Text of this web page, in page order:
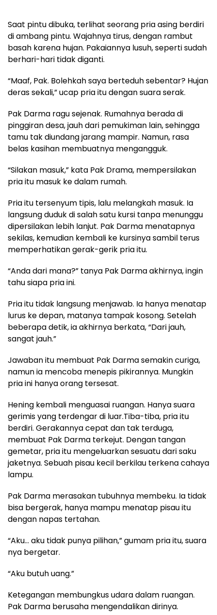
Saat pintu dibuka, terlihat seorang pria asing berdiri
di ambang pintu. Wajahnya tirus, dengan rambut
basah karena hujan. Pakaiannya lusuh, seperti sudah
berhari-hari tidak diganti.
“Maaf, Pak. Bolehkah saya berteduh sebentar? Hujan
deras sekali,” ucap pria itu dengan suara serak.
Pak Darma ragu sejenak. Rumahnya berada di
pinggiran desa, jauh dari pemukiman lain, sehingga
tamu tak diundang jarang mampir. Namun, rasa
belas kasihan membuatnya mengangguk.
“Silakan masuk,” kata Pak Drama, mempersilakan
pria itu masuk ke dalam rumah.
Pria itu tersenyum tipis, lalu melangkah masuk. Ia
langsung duduk di salah satu kursi tanpa menunggu
dipersilakan lebih lanjut. Pak Darma menatapnya
sekilas, kemudian kembali ke kursinya sambil terus
memperhatikan gerak-gerik pria itu.
“Anda dari mana?” tanya Pak Darma akhirnya, ingin
tahu siapa pria ini.
Pria itu tidak langsung menjawab. Ia hanya menatap
lurus ke depan, matanya tampak kosong. Setelah
beberapa detik, ia akhirnya berkata, “Dari jauh,
sangat jauh.”
Jawaban itu membuat Pak Darma semakin curiga,
namun ia mencoba menepis pikirannya. Mungkin
pria ini hanya orang tersesat.
Hening kembali menguasai ruangan. Hanya suara
gerimis yang terdengar di luar.Tiba-tiba, pria itu
berdiri. Gerakannya cepat dan tak terduga,
membuat Pak Darma terkejut. Dengan tangan
gemetar, pria itu mengeluarkan sesuatu dari saku
jaketnya. Sebuah pisau kecil berkilau terkena cahaya
lampu.
Pak Darma merasakan tubuhnya membeku. Ia tidak
bisa bergerak, hanya mampu menatap pisau itu
dengan napas tertahan.
“Aku… aku tidak punya pilihan,” gumam pria itu, suara
nya bergetar.
“Aku butuh uang.”
Ketegangan membungkus udara dalam ruangan.
Pak Darma berusaha mengendalikan dirinya.